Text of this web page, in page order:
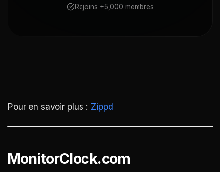
Rejoins +5,000 membres
Pour en savoir plus : Zippd
MonitorClock.com